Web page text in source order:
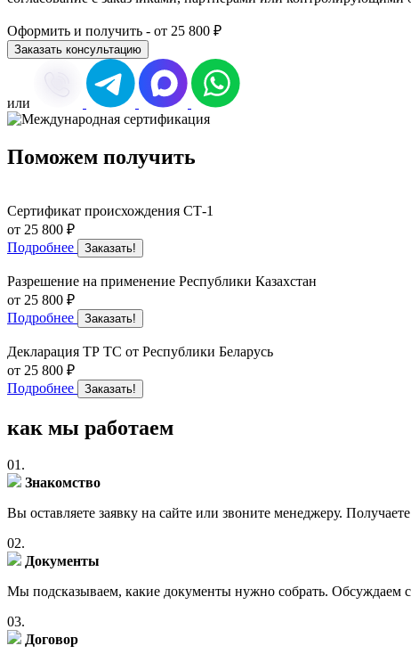
Оформить и получить - от 25 800 ₽
Заказать консультацию
или
Поможем получить
Сертификат происхождения СТ-1
от 25 800 ₽
Подробнее
Заказать!
Разрешение на применение Республики Казахстан
от 25 800 ₽
Подробнее
Заказать!
Декларация ТР ТС от Республики Беларусь
от 25 800 ₽
Подробнее
Заказать!
как мы работаем
01.
Знакомство
Вы оставляете заявку на сайте или звоните менеджеру.
02.
Документы
Мы подсказываем, какие документы нужно собрать. Обсуждаем
03.
Договор